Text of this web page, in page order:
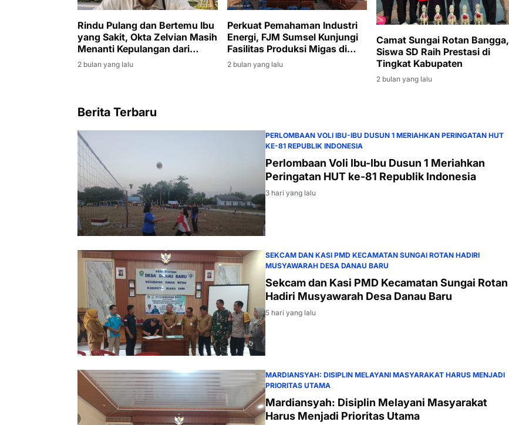
Rindu Pulang dan Bertemu Ibu
yang Sakit, Okta Zelvian Masih
Menanti Kepulangan dari
Kamboja
2 bulan yang lalu
Perkuat Pemahaman Industri
Energi, FJM Sumsel Kunjungi
Fasilitas Produksi Migas di
Muara Enim
2 bulan yang lalu
Camat Sungai Rotan Bangga,
Siswa SD Raih Prestasi di
Tingkat Kabupaten
2 bulan yang lalu
Berita Terbaru
PERLOMBAAN VOLI IBU-IBU DUSUN 1 MERIAHKAN PERINGATAN HUT
KE-81 REPUBLIK INDONESIA
Perlombaan Voli Ibu-Ibu Dusun 1 Meriahkan
Peringatan HUT ke-81 Republik Indonesia
3 hari yang lalu
SEKCAM DAN KASI PMD KECAMATAN SUNGAI ROTAN HADIRI
MUSYAWARAH DESA DANAU BARU
Sekcam dan Kasi PMD Kecamatan Sungai Rotan
Hadiri Musyawarah Desa Danau Baru
5 hari yang lalu
MARDIANSYAH: DISIPLIN MELAYANI MASYARAKAT HARUS MENJADI
PRIORITAS UTAMA
Mardiansyah: Disiplin Melayani Masyarakat
Harus Menjadi Prioritas Utama